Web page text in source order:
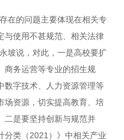
在的问题主要体现在相关专
与使用不甚规范、相关法律
坡说，对此，一是高校要扩
商务运营等专业的招生规
数字技术、人力资源管理等
场资源，切实提高教育、培
二是要坚持创新与规范并
分类（2021）》中相关产业